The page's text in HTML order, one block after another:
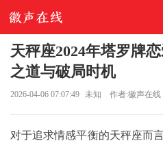
天秤座2024年塔罗牌
之道与破局时机
2026-04-06 07:07:49 未知 作者:徽声在线
对于追求情感平衡的天秤座而